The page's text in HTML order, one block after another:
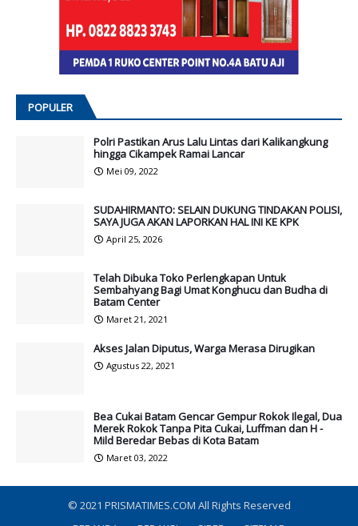
POPULER
Polri Pastikan Arus Lalu Lintas dari Kalikangkung
hingga Cikampek Ramai Lancar
Mei 09, 2022
SUDAHIRMANTO: SELAIN DUKUNG TINDAKAN POLISI,
SAYA JUGA AKAN LAPORKAN HAL INI KE KPK
April 25, 2026
Telah Dibuka Toko Perlengkapan Untuk
Sembahyang Bagi Umat Konghucu dan Budha di
Batam Center
Maret 21, 2021
Akses Jalan Diputus, Warga Merasa Dirugikan
Agustus 22, 2021
Bea Cukai Batam Gencar Gempur Rokok Ilegal, Dua
Merek Rokok Tanpa Pita Cukai, Luffman dan H -
Mild Beredar Bebas di Kota Batam
Maret 03, 2022
© 2021 PRISMATIMES.COM All Rights Reserved